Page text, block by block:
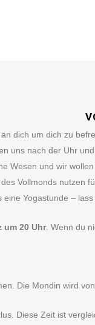
dich um dich zu
uns nach der Uhr
Wesen und wir
Vollmonds nutzen
eine Yogastunde –
um 20 Uhr. Wenn du
Die Mondin wird
Diese Zeit ist